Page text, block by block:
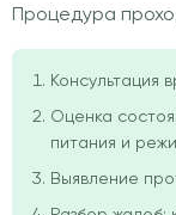
Процедура
Консультация
Оценка
питания и
Выявление